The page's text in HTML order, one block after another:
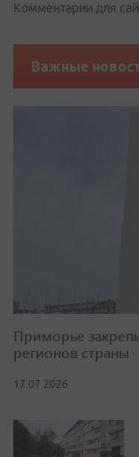
Комментарии для
Важные
Приморье
регионов страны
17.07.2026